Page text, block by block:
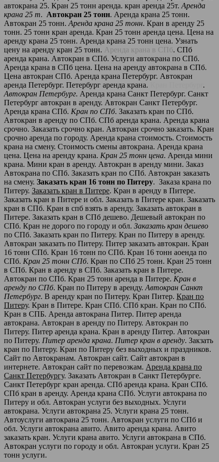
автокрана 25. Кран 25 тонн аренда. кран аренда 25т. Аренда
крана 25 т. Автокран 25 тонн. Аренда крана 25 тонн.
Автокран 25 тонн. Аренда крана 25 тонн. Кран в аренду 25
тонн. 25 тонн кран аренда. Кран 25 тонн аренда цена. Цена на
аренду крана 25 тонн. Аренда крана 25 тонн цена. Узнать
цену на аренду кран 25 тонн. Аренда крана в СПб. СПб
аренда крана. Автокран в СПб. Услуги автокрана по СПб.
Аренда крана в СПб цена. Цена на аренду автокрана в СПб.
Цена автокран СПб. Аренда крана Петербург. Автокран
аренда Петербург. Петербург аренда крана.
.
Автокран Петербург. Аренда крана Санкт Петербург. Санкт
Петербург автокран в аренду. Автокран Санкт Петербург.
Аренда крана СПб. Кран по СПб. Заказать кран по СПб.
Автокран в аренду по СПб. СПб аренда крана. Аренда крана
срочно. Заказать срочно кран. Автокран срочно заказать. Кран
срочно аренда по городу. Аренда крана стоимость. Стоимость
крана на смену. Стоимость смены автокрана. Аренда крана
цена. Цена на аренду крана. Кран 25 тонн цена. Аренда мини
крана. Мини кран в аренду. Автокран в аренду мини. Заказ
Автокрана по СПб. Заказать кран по СПб. Автокран заказать
на смену. Заказать кран 16 тонн по Питеру. Заказа крана по
Питеру. Заказать кран в Питере. Кран в аренду в Питере.
Заказать кран в Питере и обл. Заказать в Питере кран. Заказать
кран в СПб. Кран в спб взять в аренду. Заказать автокран в
Питере. Заказать кран в СПб дешево. Дешевый автокран по
СПб. Кран не дорого по городу и обл. Заказать кран дешево
по СПб. Заказать кран по Питеру. Кран по Питеру в аренду.
Автокран заказать по Питеру. Питер заказать автокран. Кран
16 тонн СПб. Кран 16 тонн по СПб. Кран 16 тонн аоенда по
СПб. Кран 25 тонн СПб. Кран по СПб 25 тонн. Кран 25 тонн
в СПб. Кран в аренду в СПб. Заказать кран в Питере.
Автокран по СПб. Кран 25 тонн аренда в Питере. Кран в
аренду по СПб. Кран по Питеру в аренду. Автокран Санкт
Петербург. В аренду кран по Питеру. Кран Питер. Кран по
Питеру. Кран в Питере. Кран СПб. СПб кран. Кран по СПб.
Кран в СПБ. Аренда автокрана Питер. Питер аренда
автокрана. Автокран в аренду по Питеру. Автокран по
Питеру. Питер аренда крана. Кран в аренду Питер. Автокран
по Питеру. Питер аренда крана. Питер кран в аренду. Закзать
кран по Питеру. Кран по Питеру без выходных и праздников.
Сайт по Автокранам. Автокран сайт. Сайт автокран в
интернете. Автокран сайт по перевозкам. Аренда крана по
Санкт Петербургу. Заказать Автокран в Санкт Петербурге.
Санкт Петербург кран аренда. СПб аренда крана. Кран СПб.
СПб кран в аренду. Аренда крана СПб. Услуги автокрана по
Питеру и обл. Автокран услуги без выходных. Услуги
автокрана. Услуги автокрана 25. Услуги крана 25 тонн.
Автоуслуги автокрана 25 тонн. Автокран услуги по СПб и
обл. Услуги автокрана авито. Авито аренда крана. Авито
заказать кран. Услуги крана авито. Услуги автокрана в СПб.
Автокран услуги по городу и обл. Автокран услуги. Кран 25
тонн услуги.